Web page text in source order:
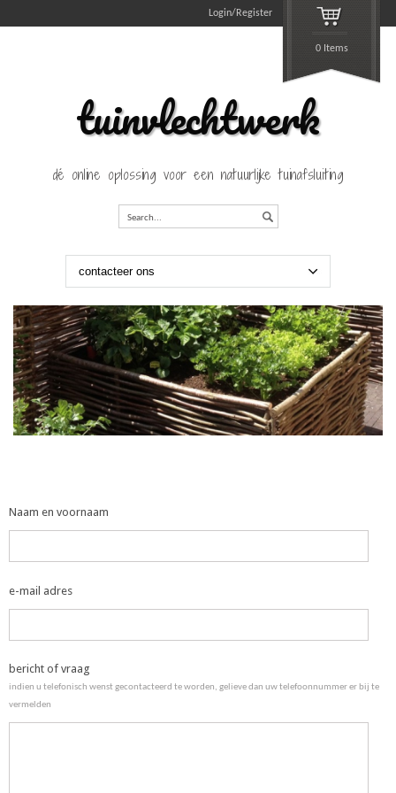
Login/Register
0 Items
tuinvlechtwerk
dé online oplossing voor een natuurlijke tuinafsluiting
Search...
Naam en voornaam
e-mail adres
bericht of vraag
indien u telefonisch wenst gecontacteerd te worden, gelieve dan uw telefoonnummer er bij te
vermelden